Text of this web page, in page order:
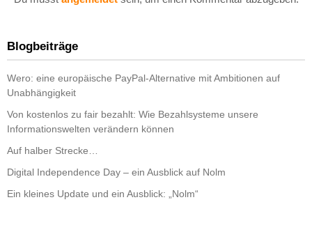
Blogbeiträge
Wero: eine europäische PayPal-Alternative mit Ambitionen auf
Unabhängigkeit
Von kostenlos zu fair bezahlt: Wie Bezahlsysteme unsere
Informationswelten verändern können
Auf halber Strecke…
Digital Independence Day – ein Ausblick auf Nolm
Ein kleines Update und ein Ausblick: „Nolm“